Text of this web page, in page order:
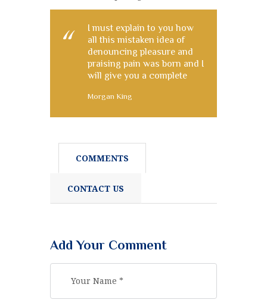
I must explain to you how
all this mistaken idea of
denouncing pleasure and
praising pain was born and I
will give you a complete
Morgan King
COMMENTS
CONTACT US
Add Your Comment